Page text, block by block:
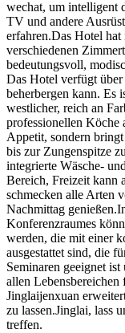
wechat, um intelligent
TV und andere
erfahren.Das Hotel hat
verschiedenen
bedeutungsvoll,
Das Hotel verfügt über
beherbergen kann. Es
westlicher, reich an
professionellen Köche
Appetit, sondern
bis zur Zungenspitze
integrierte Wäsche-
Bereich, Freizeit kann
schmecken alle Arten
Nachmittag
Konferenzraumes
werden, die mit einer
ausgestattet sind, die
Seminaren geeignet
allen
Jinglaijenxuan
zu lassen.Jinglai, lass
treffen.